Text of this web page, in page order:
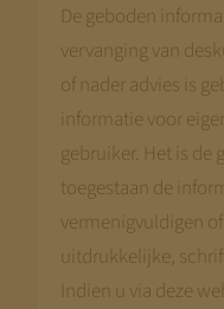
De geboden
vervanging van
of nader advies is
informatie voor
gebruiker. Het is de
toegestaan de
vermenigvuldigen
uitdrukkelijke,
Indien u via deze